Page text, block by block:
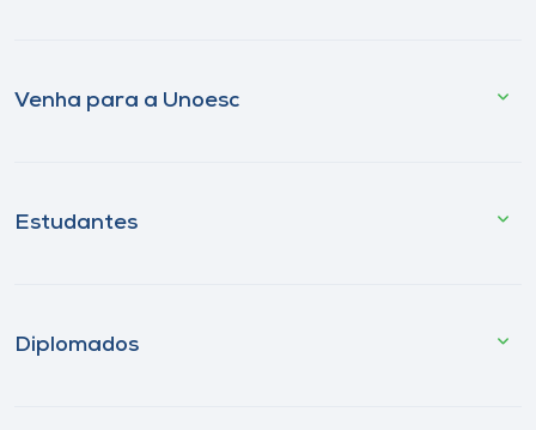
Venha para a Unoesc
Estudantes
Diplomados